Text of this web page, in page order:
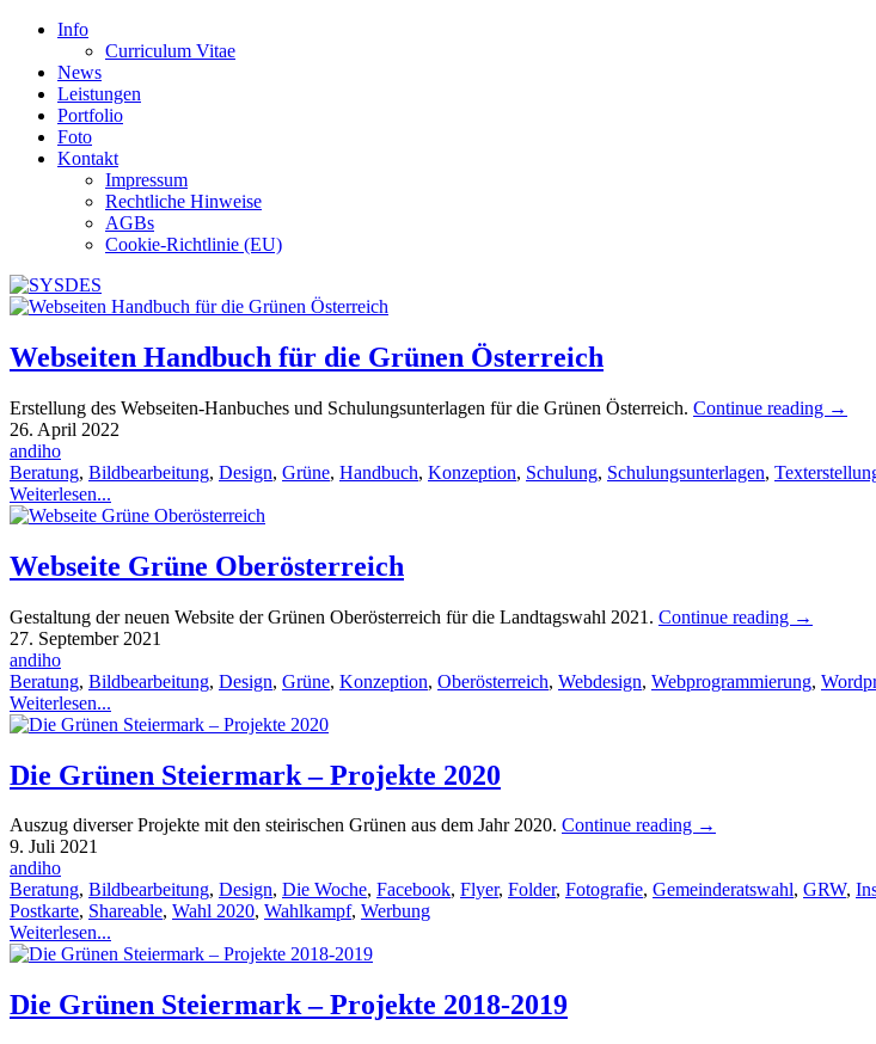
Info
Curriculum Vitae
News
Leistungen
Portfolio
Foto
Kontakt
Impressum
Rechtliche Hinweise
AGBs
Cookie-Richtlinie (EU)
Webseiten Handbuch für die Grünen Österreich
Erstellung des Webseiten-Hanbuches und Schulungsunterlagen für die Grünen Österreich. Continue reading →
26. April 2022
andiho
Beratung, Bildbearbeitung, Design, Grüne, Handbuch, Konzeption, Schulung, Schulungsunterlagen,
Weiterlesen...
Webseite Grüne Oberösterreich
Gestaltung der neuen Website der Grünen Oberösterreich für die Landtagswahl 2021. Continue reading →
27. September 2021
andiho
Beratung, Bildbearbeitung, Design, Grüne, Konzeption, Oberösterreich, Webdesign, Webprogrammierung,
Weiterlesen...
Die Grünen Steiermark – Projekte 2020
Auszug diverser Projekte mit den steirischen Grünen aus dem Jahr 2020. Continue reading →
9. Juli 2021
andiho
Beratung, Bildbearbeitung, Design, Die Woche, Facebook, Flyer, Folder, Fotografie, Gemeinderatswahl, GRW,
Postkarte, Shareable, Wahl 2020, Wahlkampf, Werbung
Weiterlesen...
Die Grünen Steiermark – Projekte 2018-2019